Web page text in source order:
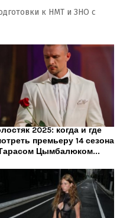
к НМТ и ЗНО с
2025: когда и где
премьеру 14 сезона
Цымбалюком...